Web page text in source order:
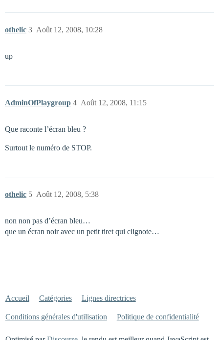
othelic Août 12, 2008, 10:28
3
up
AdminOfPlaygroup Août 12, 2008, 11:15
4
Que raconte l’écran bleu ?
Surtout le numéro de STOP.
othelic Août 12, 2008, 5:38
5
non non pas d’écran bleu…
que un écran noir avec un petit tiret qui clignote…
Accueil Catégories Lignes directrices
Conditions générales d'utilisation Politique de confidentialité